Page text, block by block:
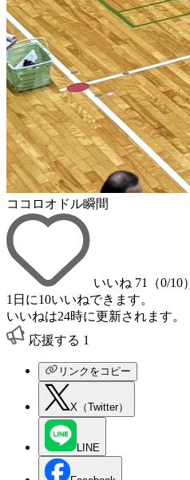
ココロオドル瞬間
いいね 71 （0/10）
1日に10いいねできます。
いいねは24時に更新されます。
応援する 1
リンクをコピー
X（Twitter）
LINE